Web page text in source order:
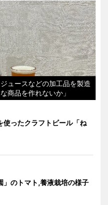
ュースなどの加工品を製造
商品を作れないか」
使ったクラフトビール「ね
」のトマト,養液栽培の様子